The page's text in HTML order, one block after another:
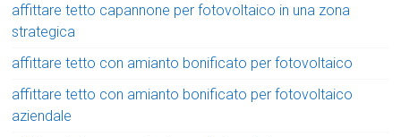
affittare tetto capannone per fotovoltaico in una zona
strategica
affittare tetto con amianto bonificato per fotovoltaico
affittare tetto con amianto bonificato per fotovoltaico
aziendale